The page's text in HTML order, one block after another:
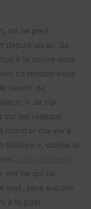
on ne peut
depuis un an. Sa
à le suivre dans
ce rendez-vous
saison de
« Je n’ai
sur les réseaux
montrer ma vie à
histoire », confie le
est ce qui lui
seul, sans aucune
à la post-